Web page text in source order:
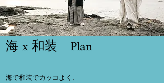
海 x 和装 Plan
海で和装でカッコよく、